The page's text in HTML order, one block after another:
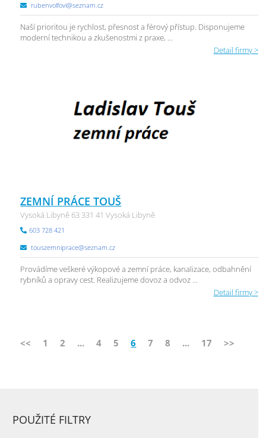
rubenvolfovi@seznam.cz
Naší prioritou je rychlost, přesnost a férový přístup. Disponujeme
moderní technikou a zkušenostmi z praxe, ...
Detail firmy >
ZEMNÍ PRÁCE TOUŠ
Vysoká Libyně 63 331 41 Vysoká Libyně
603 728 421
touszemniprace@seznam.cz
Provádíme veškeré výkopové a zemní práce, kanalizace, odbahnění
rybníků a opravy cest. Realizujeme dovoz a odvoz ...
Detail firmy >
<< 1 2 ... 4 5 6 7 8 ... 17 >>
POUŽITÉ FILTRY